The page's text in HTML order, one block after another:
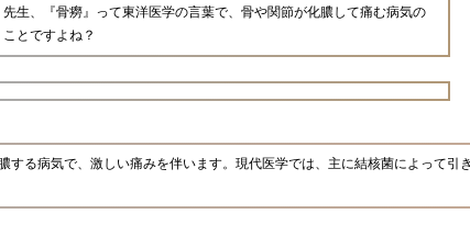
先生、『骨癆』って東洋医学の言葉で、骨や関節が化膿して痛む病気の
ことですよね？
る病気で、激しい痛みを伴います。現代医学では、主に結核菌によって引